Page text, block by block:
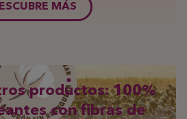
MÁS
productos: 100%
con fibras de